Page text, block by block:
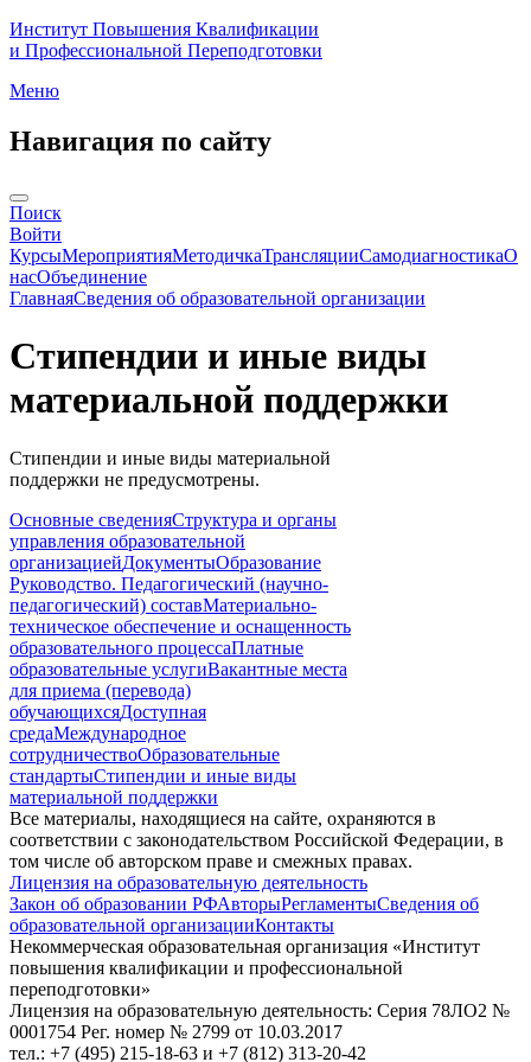
Институт Повышения Квалификации
и Профессиональной Переподготовки
Меню
Навигация по сайту
Поиск
Войти
КурсыМероприятияМетодичкаТрансляцииСамодиагностикаО
насОбъединение
ГлавнаяСведения об образовательной организации
Стипендии и иные виды
материальной поддержки
Стипендии и иные виды материальной
поддержки не предусмотрены.
Основные сведенияСтруктура и органы
управления образовательной
организациейДокументыОбразование
Руководство. Педагогический (научно-
педагогический) составМатериально-
техническое обеспечение и оснащенность
образовательного процессаПлатные
образовательные услугиВакантные места
для приема (перевода)
обучающихсяДоступная
средаМеждународное
сотрудничествоОбразовательные
стандартыСтипендии и иные виды
материальной поддержки
Все материалы, находящиеся на сайте, охраняются в
соответствии с законодательством Российской Федерации, в
том числе об авторском праве и смежных правах.
Лицензия на образовательную деятельность
Закон об образовании РФАвторыРегламентыСведения об
образовательной организацииКонтакты
Некоммерческая образовательная организация «Институт
повышения квалификации и профессиональной
переподготовки»
Лицензия на образовательную деятельность: Серия 78ЛО2 №
0001754 Рег. номер № 2799 от 10.03.2017
тел.: +7 (495) 215-18-63 и +7 (812) 313-20-42